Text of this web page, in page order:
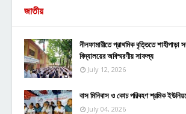
জাতীয়
নীলফামারীতে প্রাথমিক বৃত্তিতে শাহীপাড়া
বিদ্যালয়ের অবিস্মরণীয় সাফল্য
July 12, 2026
বাস মিনিবাস ও কোচ পরিবহণ শ্রমিক
July 04, 2026